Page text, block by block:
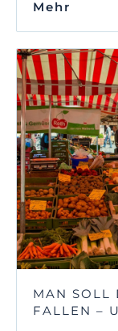
Mehr
MAN SOLL
FALLEN –